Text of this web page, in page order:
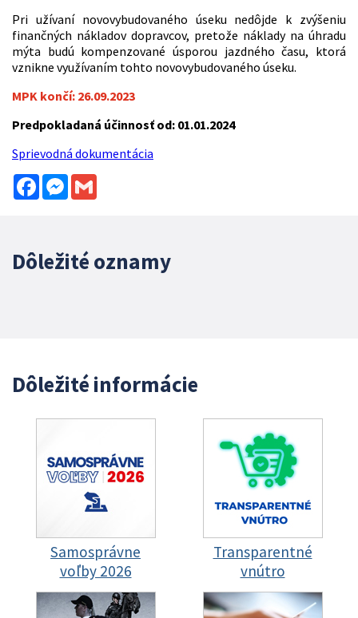
Pri užívaní novovybudovaného úseku nedôjde k zvýšeniu
finančných nákladov dopravcov, pretože náklady na úhradu
mýta budú kompenzované úsporou jazdného času, ktorá
vznikne využívaním tohto novovybudovaného úseku.
MPK končí: 26.09.2023
Predpokladaná účinnosť od: 01.01.2024
Sprievodná dokumentácia
FacebookMessenger
Dôležité oznamy
Dôležité informácie
Samosprávne
voľby 2026
Transparentné
vnútro